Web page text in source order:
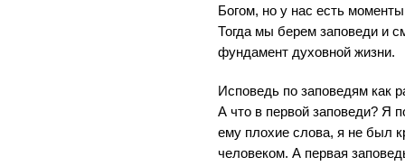
Богом, но у нас есть
Тогда мы берем заповеди и
фундамент духовной жизни.
Исповедь по заповедям как
А что в первой заповеди? Я
ему плохие слова, я не был
человеком. А первая